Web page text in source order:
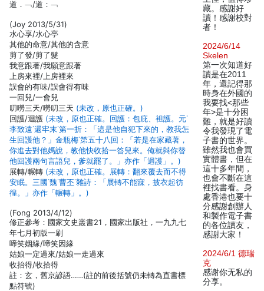
道．﹁/道：﹁
(Joy 2013/5/31)
水心享/水心亭
其他的命意/其他的含意
剪了發/剪了髮
我意跟著/我願意跟著
上房來裡/上房裡來
誤會的有味/誤會得有味
一回兒/一會兒
叨嘮三天/嘮叨三天 (未改，原也正確。)
回護/迴護 (未改，原也正確。回護：包庇、袒護。元˙
李致遠˙還牢末˙第一折：「這是他自犯下來的，教我怎
生回護他？」金瓶梅˙第五十八回：「若是在家藏著，
你進去對他媽說，教他快收拾一答兒來。俺就與你替
他回護兩句言語兒，爹就罷了。」亦作「迴護」。)
展轉/輾轉 (未改，原也正確。展轉：翻來覆去而不得
安眠。三國˙魏˙曹丕˙雜詩：「展轉不能寐，披衣起彷
徨。」亦作「輾轉」。)
(Fong 2013/4/12)
修正參考：國家文史叢書21，國家出版社，一九九七
年七月初版一刷
啼笑姻緣/啼笑因緣
姑娘一定過來/姑娘一走過來
收抬得/收拾得
註：玄，舊京諺語‥‥‥(註的前後括號仍未轉為直書標
點符號)
藏。感謝好
讀！感謝校對
者！
2024/6/14
Skelen
第一次知道好
讀是在2011
年，還記得那
時身在外國的
我要找<那些
年>是十分困
難，就是好讀
令我發現了電
子書的世界。
雖然我也會買
實體書，但在
這十多年間，
也會不斷在這
裡找書看。身
處香港也要十
分感謝創辦人
和製作電子書
的各位讀友，
感謝大家！
2024/6/1 德瑞
克
感谢你无私的
分享。